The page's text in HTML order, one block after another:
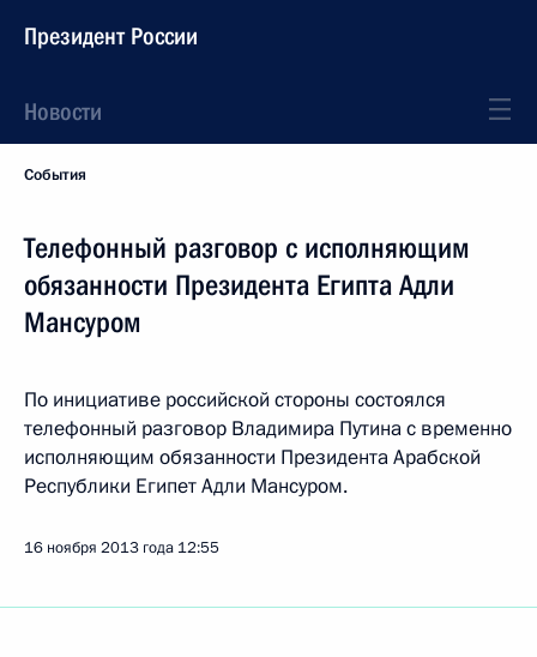
Президент России
Новости
События
Телефонный разговор с исполняющим
обязанности Президента Египта Адли
Мансуром
По инициативе российской стороны состоялся
телефонный разговор Владимира Путина с временно
исполняющим обязанности Президента Арабской
Республики Египет Адли Мансуром.
16 ноября 2013 года 12:55